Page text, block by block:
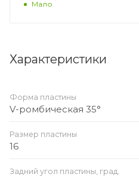
Мало
Характеристики
Форма пластины
V-ромбическая 35°
Размер пластины
16
Задний угол пластины, град.